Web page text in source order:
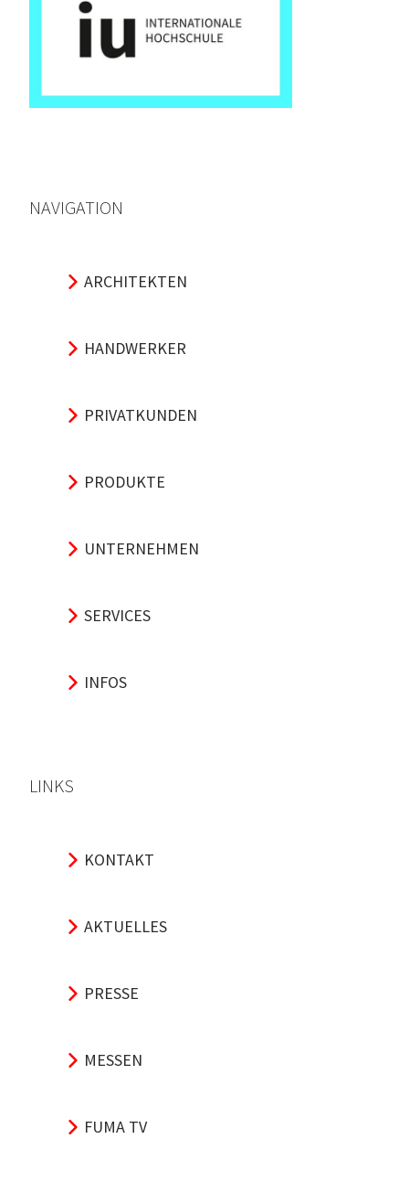
NAVIGATION
ARCHITEKTEN
HANDWERKER
PRIVATKUNDEN
PRODUKTE
UNTERNEHMEN
SERVICES
INFOS
LINKS
KONTAKT
AKTUELLES
PRESSE
MESSEN
FUMA TV